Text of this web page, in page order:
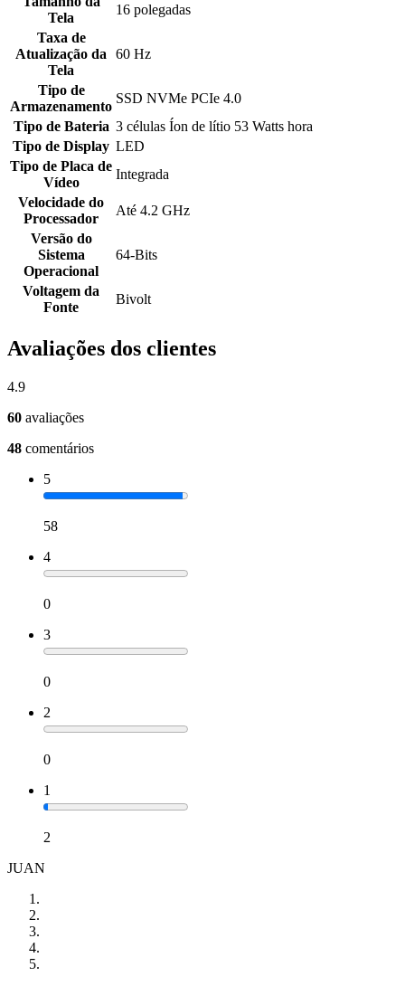
Tela
16 polegadas
Taxa de
Atualização da
Tela
60 Hz
Tipo de
Armazenamento
SSD NVMe PCIe 4.0
Tipo de Bateria 3 células Íon de lítio 53 Watts hora
Tipo de Display LED
Tipo de Placa de
Vídeo
Integrada
Velocidade do
Processador
Até 4.2 GHz
Versão do
Sistema
Operacional
64-Bits
Voltagem da
Fonte
Bivolt
Avaliações dos clientes
4.9
60 avaliações
48 comentários
5
58
4
0
3
0
2
0
1
2
JUAN